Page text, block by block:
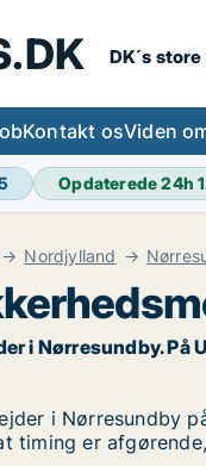
DK´s
Kontakt osViden
Opdaterede 24h
Nordjylland
i Nørresundby.
i
timing er